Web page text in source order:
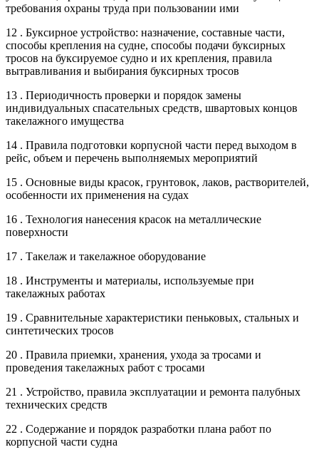
требования охраны труда при пользовании ими
12 . Буксирное устройство: назначение, составные части,
способы крепления на судне, способы подачи буксирных
тросов на буксируемое судно и их крепления, правила
вытравливания и выбирания буксирных тросов
13 . Периодичность проверки и порядок замены
индивидуальных спасательных средств, швартовых концов
такелажного имущества
14 . Правила подготовки корпусной части перед выходом в
рейс, объем и перечень выполняемых мероприятий
15 . Основные виды красок, грунтовок, лаков, растворителей,
особенности их применения на судах
16 . Технология нанесения красок на металлические
поверхности
17 . Такелаж и такелажное оборудование
18 . Инструменты и материалы, используемые при
такелажных работах
19 . Сравнительные характеристики пеньковых, стальных и
синтетических тросов
20 . Правила приемки, хранения, ухода за тросами и
проведения такелажных работ с тросами
21 . Устройство, правила эксплуатации и ремонта палубных
технических средств
22 . Содержание и порядок разработки плана работ по
корпусной части судна